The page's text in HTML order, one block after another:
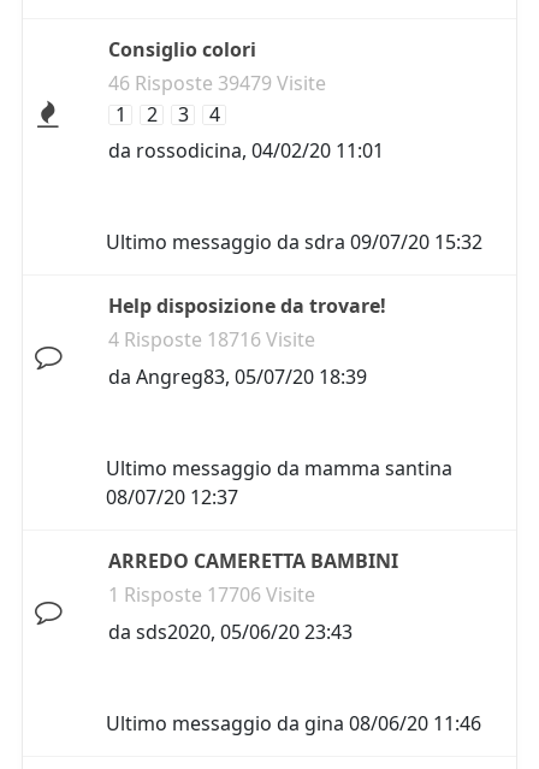
Consiglio colori
46 Risposte 39479 Visite
1
2 3
4
da rossodicina, 04/02/20 11:01
Ultimo messaggio da sdra 09/07/20 15:32
Help disposizione da trovare!
4 Risposte 18716 Visite
da Angreg83, 05/07/20 18:39
Ultimo messaggio da mamma santina
08/07/20 12:37
ARREDO CAMERETTA BAMBINI
1 Risposte 17706 Visite
da sds2020, 05/06/20 23:43
Ultimo messaggio da gina 08/06/20 11:46